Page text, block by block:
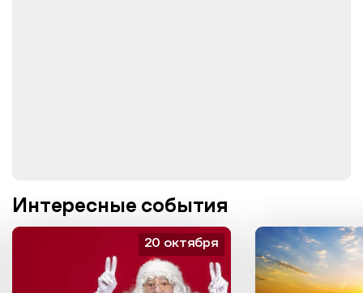
Интересные события
20 октября